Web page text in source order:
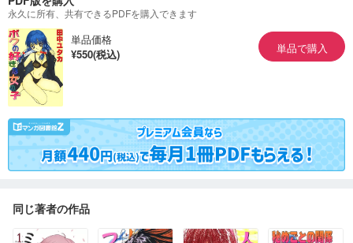
永久に所有、共有できるPDFを購入できます
単品価格
¥550(税込)
単品で購入
同じ著者の作品